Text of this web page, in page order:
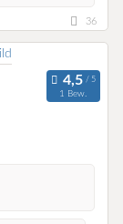
36
1 Bew.